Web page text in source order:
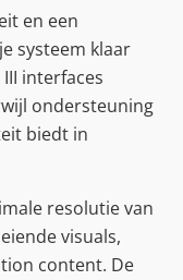
en een
systeem klaar
interfaces
ondersteuning
biedt in
resolutie van
visuals,
content. De